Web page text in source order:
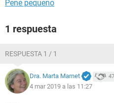
Pene pequeno
1 respuesta
RESPUESTA 1 / 1
Dra. Marta Marnet
4 mar 2019 a las 11:27